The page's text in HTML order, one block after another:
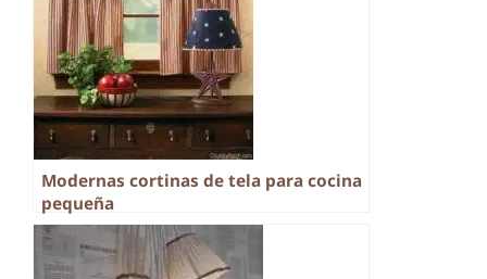
Modernas cortinas de tela para cocina
pequeña